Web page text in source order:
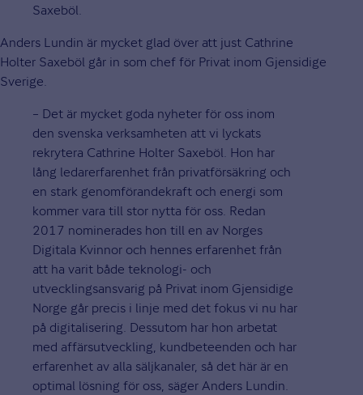
Saxeböl.
Anders Lundin är mycket glad över att just Cathrine
Holter Saxeböl går in som chef för Privat inom Gjensidige
Sverige.
– Det är mycket goda nyheter för oss inom
den svenska verksamheten att vi lyckats
rekrytera Cathrine Holter Saxeböl. Hon har
lång ledarerfarenhet från privatförsäkring och
en stark genomförandekraft och energi som
kommer vara till stor nytta för oss. Redan
2017 nominerades hon till en av Norges
Digitala Kvinnor och hennes erfarenhet från
att ha varit både teknologi- och
utvecklingsansvarig på Privat inom Gjensidige
Norge går precis i linje med det fokus vi nu har
på digitalisering. Dessutom har hon arbetat
med affärsutveckling, kundbeteenden och har
erfarenhet av alla säljkanaler, så det här är en
optimal lösning för oss, säger Anders Lundin.